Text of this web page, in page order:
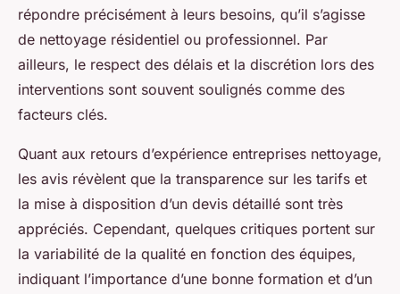
répondre précisément à leurs besoins, qu’il s’agisse
de nettoyage résidentiel ou professionnel. Par
ailleurs, le respect des délais et la discrétion lors des
interventions sont souvent soulignés comme des
facteurs clés.
Quant aux retours d’expérience entreprises nettoyage,
les avis révèlent que la transparence sur les tarifs et
la mise à disposition d’un devis détaillé sont très
appréciés. Cependant, quelques critiques portent sur
la variabilité de la qualité en fonction des équipes,
indiquant l’importance d’une bonne formation et d’un